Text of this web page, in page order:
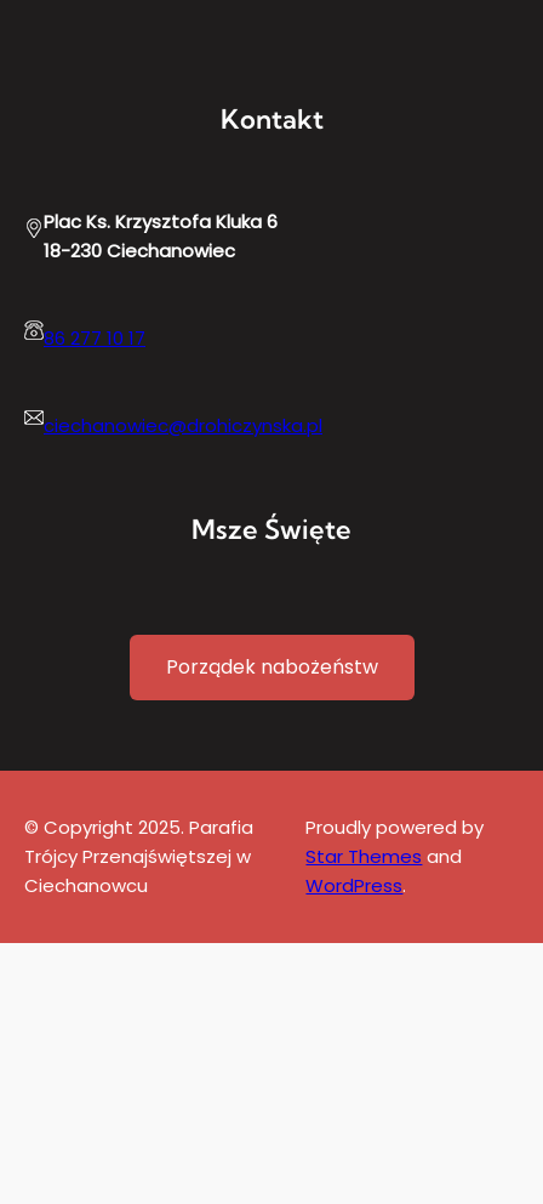
Kontakt
Plac Ks. Krzysztofa Kluka 6
18-230 Ciechanowiec
86 277 10 17
ciechanowiec@drohiczynska.pl
Msze Święte
Porządek nabożeństw
© Copyright 2025. Parafia
Trójcy Przenajświętszej w
Ciechanowcu
Proudly powered by
Star Themes and
WordPress.